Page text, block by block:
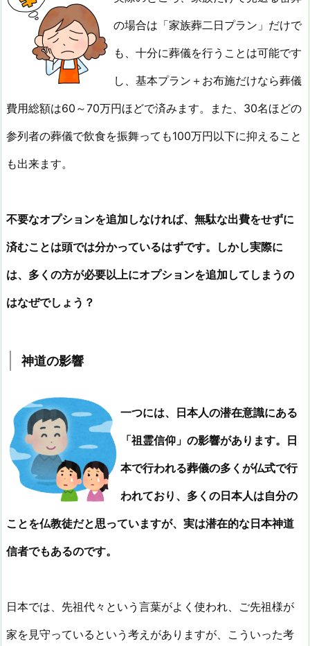
の場合は「家族葬二日プラン」だけで
も、十分に葬儀を行うことは可能です
し、基本プラン＋お布施だけなら葬儀
費用総額は60～70万円ほどで済みます。また、30名ほどの
参列者の葬儀で飲食を振舞っても100万円以下に抑えること
も出来ます。
不要なオプションを追加しなければ、無駄な出費をせずに
済むことは頭では分かっているはずです。しかし実際に
は、多くの方が必要以上にオプションを追加してしまうの
はなぜでしょう？
神道の影響
一つには、日本人の潜在意識にある
「祖霊信仰」の影響があります。日
本で行われる葬儀の多くが仏式で行
われており、多くの日本人は自分の
ことを仏教徒だと思っていますが、実は潜在的な日本神道
信者でもあるのです。
日本では、先祖代々という言葉がよく使われ、ご先祖様が
家を見守っているという考えがありますが、こういった考